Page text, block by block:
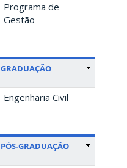
Programa de
Gestão
GRADUAÇÃO
Engenharia Civil
PÓS-GRADUAÇÃO